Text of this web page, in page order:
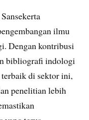
ilmu
Dengan kontribusi
bibliografi indologi
di sektor ini,
penelitian lebih